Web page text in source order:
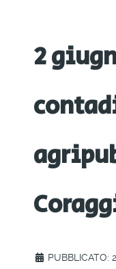
2
PUBBLICATO: